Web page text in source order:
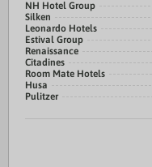
NH Hotel Group
Silken
Leonardo Hotels
Estival Group
Renaissance
Citadines
Room Mate Hotels
Husa
Pulitzer